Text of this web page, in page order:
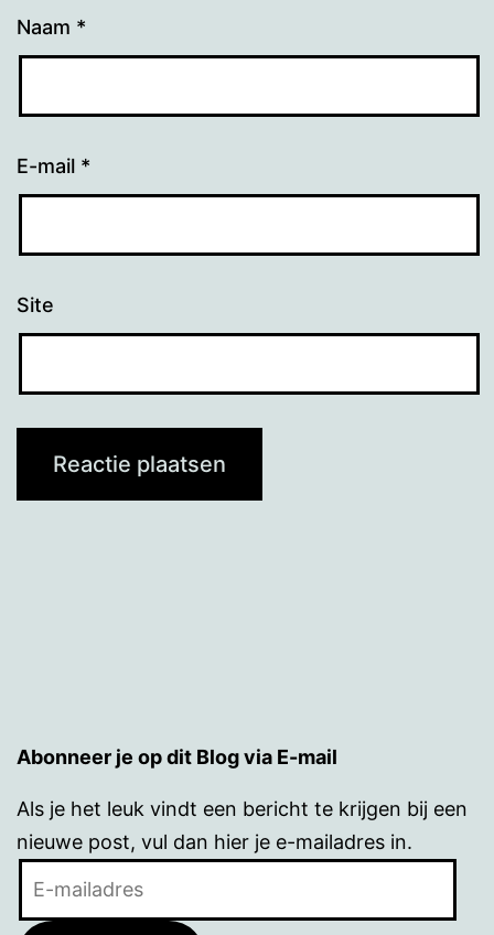
Naam *
E-mail *
Site
Abonneer je op dit Blog via E-mail
Als je het leuk vindt een bericht te krijgen bij een
nieuwe post, vul dan hier je e-mailadres in.